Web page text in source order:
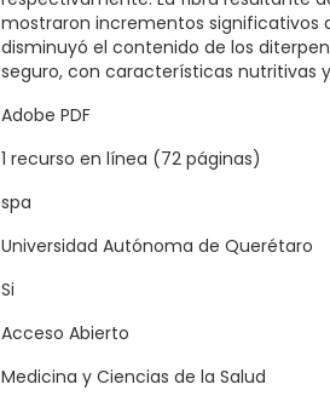
mostraron incrementos significativos
disminuyó el contenido de los
seguro, con características nutritivas
Adobe PDF
1 recurso en línea (72 páginas)
spa
Universidad Autónoma de Querétaro
Si
Acceso Abierto
Medicina y Ciencias de la Salud